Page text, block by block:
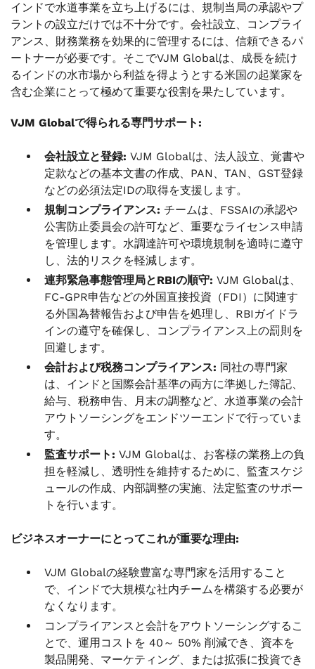
インドで水道事業を立ち上げるには、規制当局の承認やプ
ラントの設立だけでは不十分です。会社設立、コンプライ
アンス、財務業務を効果的に管理するには、信頼できるパ
ートナーが必要です。そこでVJM Globalは、成長を続け
るインドの水市場から利益を得ようとする米国の起業家を
含む企業にとって極めて重要な役割を果たしています。
VJM Globalで得られる専門サポート:
会社設立と登録: VJM Globalは、法人設立、覚書や
定款などの基本文書の作成、PAN、TAN、GST登録
などの必須法定IDの取得を支援します。
規制コンプライアンス: チームは、FSSAIの承認や
公害防止委員会の許可など、重要なライセンス申請
を管理します。水調達許可や環境規制を適時に遵守
し、法的リスクを軽減します。
連邦緊急事態管理局とRBIの順守: VJM Globalは、
FC-GPR申告などの外国直接投資（FDI）に関連す
る外国為替報告および申告を処理し、RBIガイドラ
インの遵守を確保し、コンプライアンス上の罰則を
回避します。
会計および税務コンプライアンス: 同社の専門家
は、インドと国際会計基準の両方に準拠した簿記、
給与、税務申告、月末の調整など、水道事業の会計
アウトソーシングをエンドツーエンドで行っていま
す。
監査サポート: VJM Globalは、お客様の業務上の負
担を軽減し、透明性を維持するために、監査スケジ
ュールの作成、内部調整の実施、法定監査のサポー
トを行います。
ビジネスオーナーにとってこれが重要な理由:
VJM Globalの経験豊富な専門家を活用すること
で、インドで大規模な社内チームを構築する必要が
なくなります。
コンプライアンスと会計をアウトソーシングするこ
とで、運用コストを 40～ 50% 削減でき、資本を
製品開発、マーケティング、または拡張に投資でき